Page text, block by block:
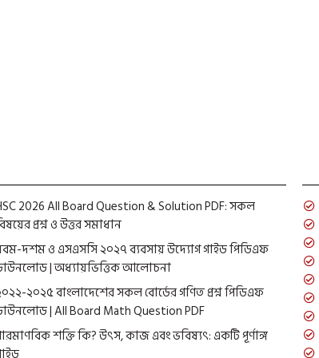
2026 All Board Question & Solution PDF: সকল
প্রশ্ন ও উত্তর সমাধান
দশম ও এসএসসি ২০২৭ ব্যবসায় উদ্যোগ গাইড পিডিএফ
| অধ্যায়ভিত্তিক আলোচনা
২০২৫ বাংলাদেশের সকল বোর্ডের গণিত প্রশ্ন পিডিএফ
| All Board Math Question PDF
শক্তি কি? উৎস, কাজ এবং ভবিষ্যৎ: একটি পূর্ণাঙ্গ